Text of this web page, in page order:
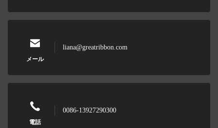
メール
liana@greatribbon.com
電話
0086-13927290300